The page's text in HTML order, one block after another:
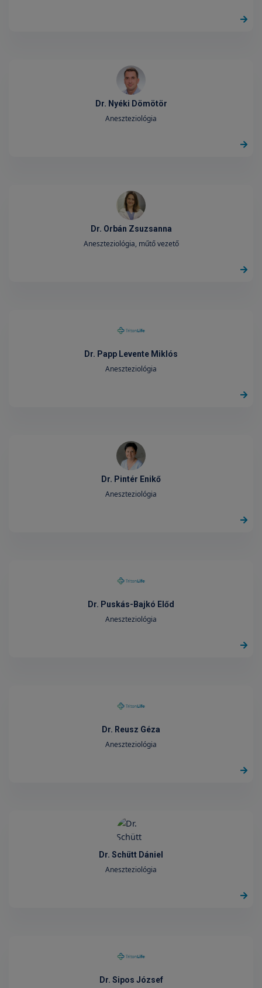
Dr. Nyéki Dömötör
Aneszteziológia
Dr. Orbán Zsuzsanna
Aneszteziológia, műtő vezető
Dr. Papp Levente Miklós
Aneszteziológia
Dr. Pintér Enikő
Aneszteziológia
Dr. Puskás-Bajkó Előd
Aneszteziológia
Dr. Reusz Géza
Aneszteziológia
Dr. Schütt Dániel
Aneszteziológia
Dr. Sipos József